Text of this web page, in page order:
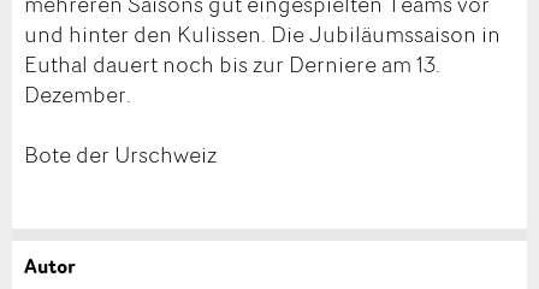
und hinter den Kulissen. Die Jubiläumssaison in
Euthal dauert noch bis zur Derniere am 13.
Dezember.
Bote der Urschweiz
Autor